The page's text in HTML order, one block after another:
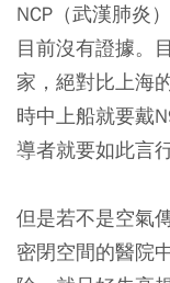
NCP（武漢肺炎
目前沒有證據。
家，絕對比上海
時中上船就要戴
導者就要如此言
但是若不是空氣
密閉空間的醫院